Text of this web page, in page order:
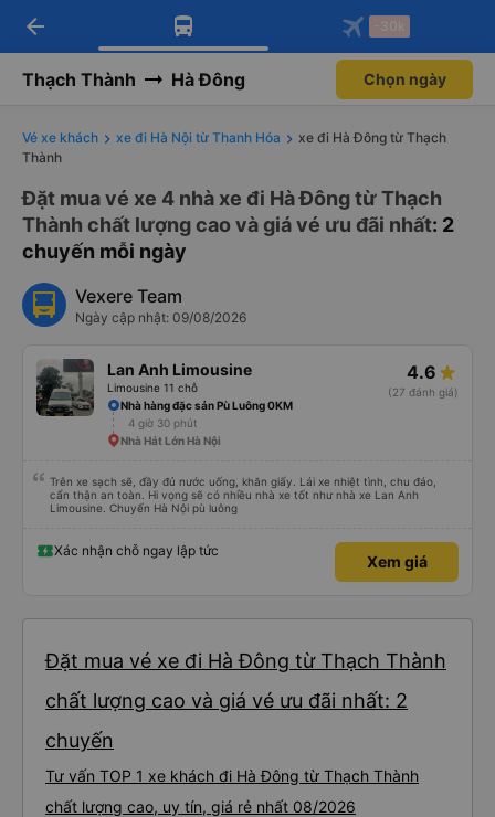
Tải app Vexere ngay!
Nhận ưu đãi thành viên độc
Mở app
Tải app Vexere
-30k/ghế khi đặt vé máy bay qua
Mở app
arrow_back -30k
Thạch Thành Hà Đông Chọn ngày
Vé xe khách xe đi Hà Nội từ Thanh Hóa
xe đi Hà Đông từ Thạch
Thành
Đặt mua vé xe 4 nhà xe đi Hà Đông từ Thạch
Thành chất lượng cao và giá vé ưu đãi nhất: 2
chuyến mỗi ngày
Vexere Team
Ngày cập nhật: 09/08/2026
Lan Anh Limousine
Limousine 11 chỗ
4.6
(27 đánh giá)
Nhà hàng đặc sản Pù Luông 0KM
4 giờ 30 phút
Nhà Hát Lớn Hà Nội
Trên xe sạch sẽ, đầy đủ nước uống, khăn giấy. Lái xe nhiệt tình, chu đáo,
cẩn thận an toàn. Hi vọng sẽ có nhiều nhà xe tốt như nhà xe Lan Anh
Limousine. Chuyến Hà Nội pù luông
Xác nhận chỗ ngay lập tức
Xem giá
Đặt mua vé xe đi Hà Đông từ Thạch Thành
chất lượng cao và giá vé ưu đãi nhất: 2
chuyến
Tư vấn TOP 1 xe khách đi Hà Đông từ Thạch Thành
chất lượng cao, uy tín, giá rẻ nhất 08/2026